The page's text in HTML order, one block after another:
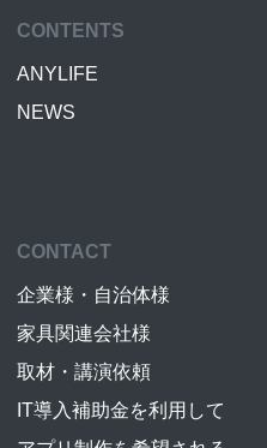
CONTENTS
ANYLIFE
NEWS
CONTACT
企業様・自治体様
家具関連会社様
取材・講演依頼
IT導入補助金を利用して